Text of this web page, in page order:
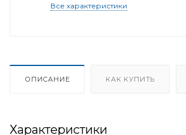
Все характеристики
ОПИСАНИЕ КАК КУПИТЬ
Характеристики